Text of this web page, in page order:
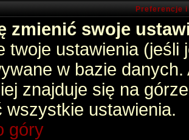
Preferencje
zmienić swoje
twoje ustawienia (jeśli
w bazie
znajduje się na
wszystkie ustawienia.
góry